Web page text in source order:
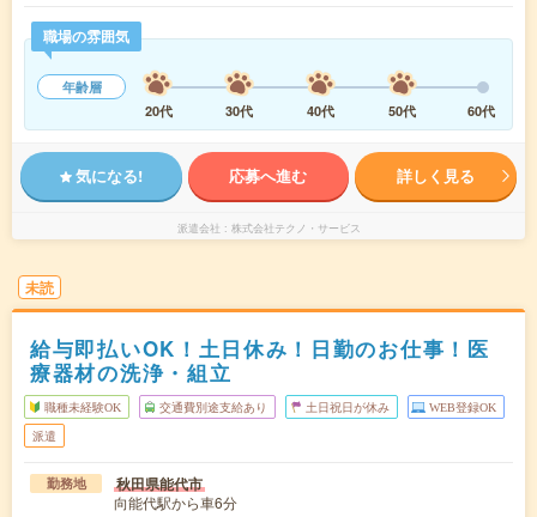
職場の雰囲気
年齢層
20代
30代 40代 50代 60代
気になる! 応募へ進む 詳しく見る
派遣会社 株式会社テクノ・サービス
未読
給与即払いOK！土日休み！日勤のお仕事！医
療器材の洗浄・組立
職種未経験OK 交通費別途支給あり 土日祝日が休み WEB登録OK
派遣
勤務地 秋田県能代市
向能代駅から車6分